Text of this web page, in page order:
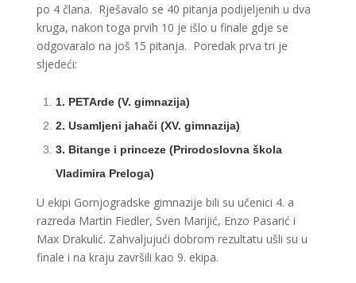
po 4 člana. Rješavalo se 40 pitanja podijeljenih u dva
kruga, nakon toga prvih 10 je išlo u finale gdje se
odgovaralo na još 15 pitanja. Poredak prva tri je
sljedeći:
1. PETArde (V. gimnazija)
2. Usamljeni jahači (XV. gimnazija)
3. Bitange i princeze (Prirodoslovna škola
Vladimira Preloga)
U ekipi Gornjogradske gimnazije bili su učenici 4. a
razreda Martin Fiedler, Sven Marijić, Enzo Pasarić i
Max Drakulić. Zahvaljujući dobrom rezultatu ušli su u
finale i na kraju završili kao 9. ekipa.